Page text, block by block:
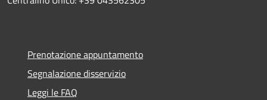
Prenotazione appuntamento
Segnalazione disservizio
Leggi le FAQ